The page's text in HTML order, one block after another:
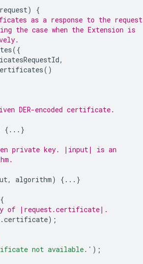
request)
{
as a response to the request
the case when the Extension is
({
,
()
DER-encoded certificate.
{...}
private key. |input| is an
, algorithm) {...}
{
of |request.certificate|.
.certificate);
not available.' );